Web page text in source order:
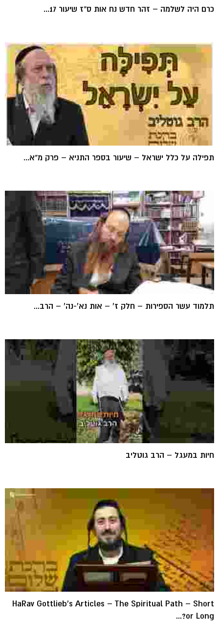
כרם היה לשלמה – זהר חדש נח אות ס"ז שיעור 17...
תפילה על כלל ישראל – שיעור בספר התניא – פרק מ"א...
תלמוד עשר הספירות – חלק ז' – אות נא'-נה' – הרב...
חיות במעגל – הרב גוטליב
HaRav Gottlieb's Articles – The Spiritual Path – Short
or Long?...